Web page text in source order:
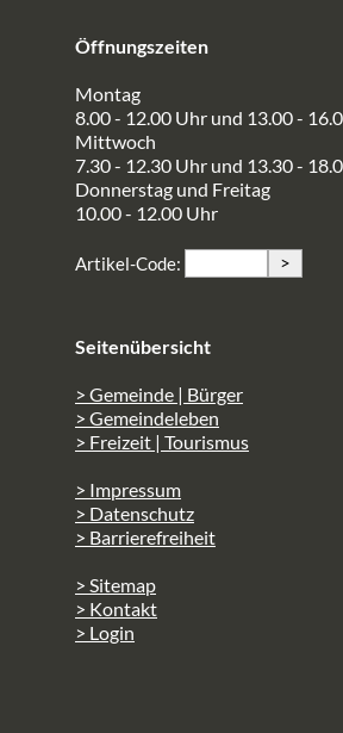
Öffnungszeiten
Montag
8.00 - 12.00 Uhr und 13.00 -
Mittwoch
7.30 - 12.30 Uhr und 13.30 -
Donnerstag und Freitag
10.00 - 12.00 Uhr
Artikel-Code: >
Seitenübersicht
> Gemeinde | Bürger
> Gemeindeleben
> Freizeit | Tourismus
> Impressum
> Datenschutz
> Barrierefreiheit
> Sitemap
> Kontakt
> Login